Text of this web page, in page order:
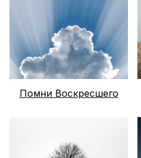
Помни Воскресшего